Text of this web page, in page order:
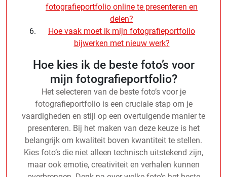
fotografieportfolio online te presenteren en
delen?
Hoe vaak moet ik mijn fotografieportfolio
bijwerken met nieuw werk?
Hoe kies ik de beste foto’s voor
mijn fotografieportfolio?
Het selecteren van de beste foto’s voor je
fotografieportfolio is een cruciale stap om je
vaardigheden en stijl op een overtuigende manier te
presenteren. Bij het maken van deze keuze is het
belangrijk om kwaliteit boven kwantiteit te stellen.
Kies foto’s die niet alleen technisch uitstekend zijn,
maar ook emotie, creativiteit en verhalen kunnen